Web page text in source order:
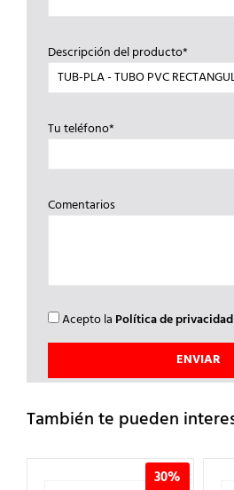
Descripción del producto*
Tu teléfono*
Comentarios
Acepto la Política de privacidad
También te pueden
30%